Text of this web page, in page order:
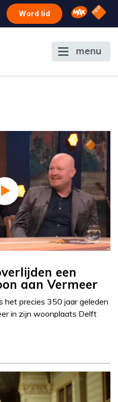
Word lid Omroep
NPO
menu
een
aan Vermeer
het precies 350 jaar geleden
in zijn woonplaats Delft